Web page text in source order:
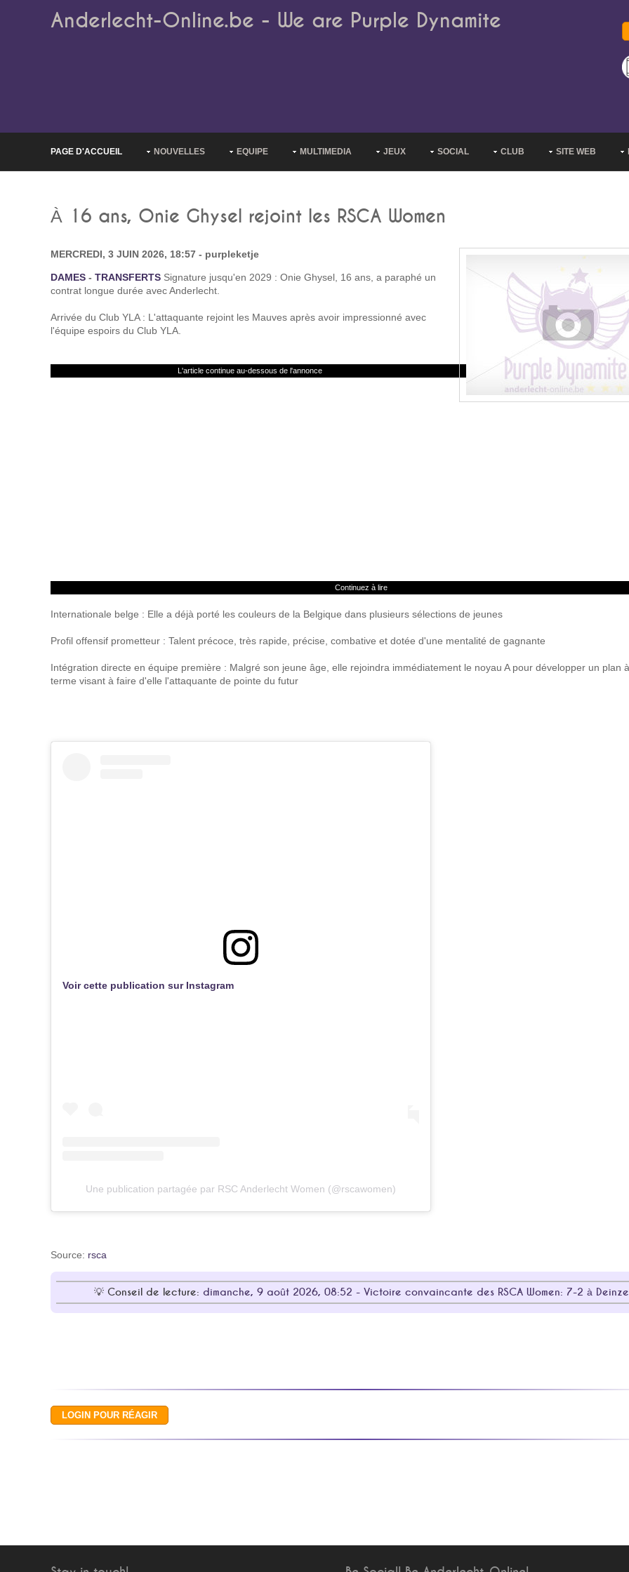
Anderlecht-Online.be - We are Purple Dynamite
PAGE D'ACCUEIL NOUVELLES EQUIPE MULTIMEDIA JEUX SOCIAL CLUB SITE WEB
À 16 ans, Onie Ghysel rejoint les RSCA Women
MERCREDI, 3 JUIN 2026, 18:57 - purpleketje
DAMES - TRANSFERTS Signature jusqu'en 2029 : Onie Ghysel, 16 ans, a paraphé un
contrat longue durée avec Anderlecht.
Arrivée du Club YLA : L'attaquante rejoint les Mauves après avoir impressionné avec
l'équipe espoirs du Club YLA.
L'article continue au-dessous de l'annonce
Continuez à lire
Internationale belge : Elle a déjà porté les couleurs de la Belgique dans plusieurs sélections de jeunes
Profil offensif prometteur : Talent précoce, très rapide, précise, combative et dotée d'une mentalité de gagnante
Intégration directe en équipe première : Malgré son jeune âge, elle rejoindra immédiatement le noyau A pour développer un plan
terme visant à faire d'elle l'attaquante de pointe du futur
Voir cette publication sur Instagram
Une publication partagée par RSC Anderlecht Women (@rscawomen)
Source: rsca
Conseil de lecture: dimanche, 9 août 2026, 08:52 - Victoire convaincante des RSCA Women: 7-2 à Deinze